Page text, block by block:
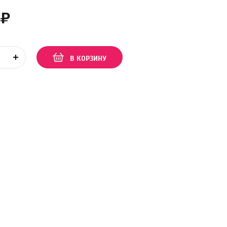
В КОРЗИНУ